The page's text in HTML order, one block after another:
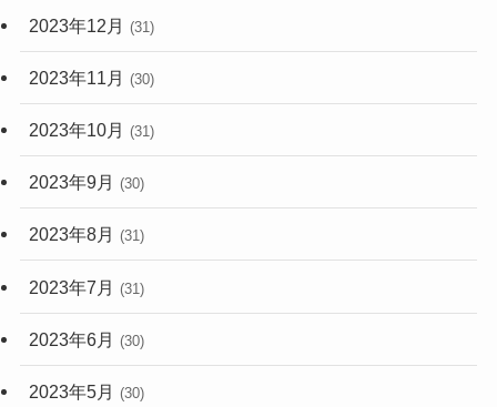
2023年12月 (31)
2023年11月 (30)
2023年10月 (31)
2023年9月 (30)
2023年8月 (31)
2023年7月 (31)
2023年6月 (30)
2023年5月 (30)